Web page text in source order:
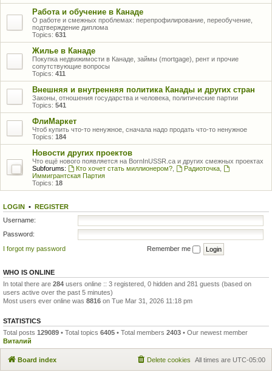
Работа и обучение в Канаде
О работе и смежных проблемах: перепрофилирование, переобучение,
подтверждение диплома
Topics: 631
Жилье в Канаде
Покупка недвижимости в Канаде, займы (mortgage), рент и прочие
сопутствующие вопросы
Topics: 411
Внешняя и внутренняя политика Канады и других стран
Законы, отношения государства и человека, политические партии
Topics: 541
ФлиМаркет
Чтоб купить что-то ненужное, сначала надо продать что-то ненужное
Topics: 184
Новости других проектов
Что ещё нового появляется на BornInUSSR.ca и других смежных проектах
Subforums:
Кто хочет стать миллионером?, Радиоточка,
Иммигрантская Партия
Topics: 18
LOGIN • REGISTER
Username:
Password:
I forgot my password
Remember me
WHO IS ONLINE
In total there are 284 users online :: 3 registered, 0 hidden and 281 guests (based on
users active over the past 5 minutes)
Most users ever online was 8816 on Tue Mar 31, 2026 11:18 pm
STATISTICS
Total posts 129089 • Total topics 6405 • Total members 2403 • Our newest member
Виталий
Board index All times are UTC-05:00
Delete cookies